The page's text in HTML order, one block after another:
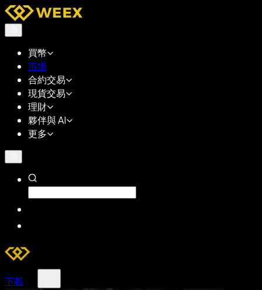
買幣
市場
合約交易
現貨交易
理財
夥伴與 AI
更多
下載